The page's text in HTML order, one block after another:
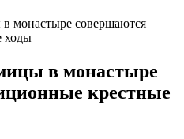
монастыре совершаются
ходы
в монастыре
крестные